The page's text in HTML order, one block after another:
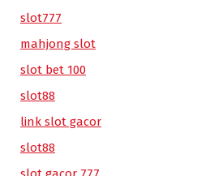
slot777
mahjong slot
slot bet 100
slot88
link slot gacor
slot88